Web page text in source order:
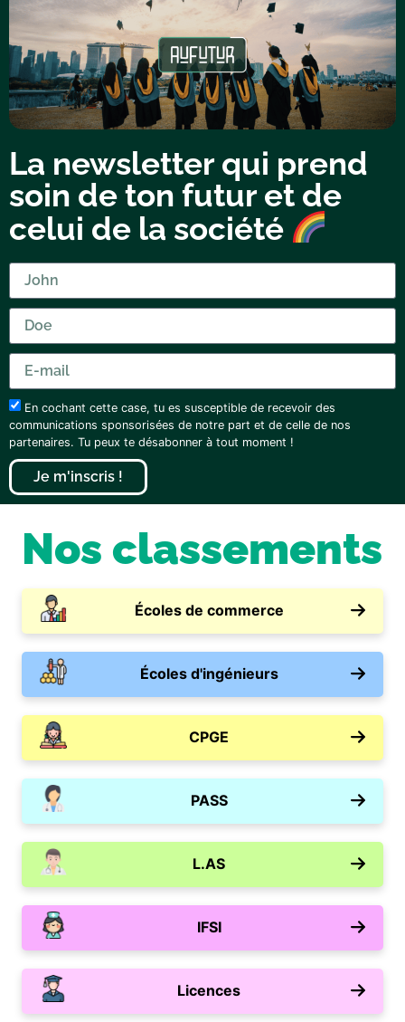
La newsletter qui prend
soin de ton futur et de
celui de la société
En cochant cette case, tu es susceptible de recevoir des
communications sponsorisées de notre part et de celle de nos
partenaires. Tu peux te désabonner à tout moment !
Je m'inscris !
Nos classements
Écoles de commerce
Écoles d'ingénieurs
CPGE
PASS
L.AS
IFSI
Licences